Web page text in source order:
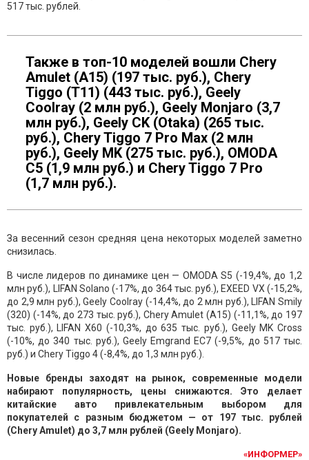
517 тыс. рублей.
Также в топ-10 моделей вошли Chery
Amulet (A15) (197 тыс. руб.), Chery
Tiggo (T11) (443 тыс. руб.), Geely
Coolray (2 млн руб.), Geely Monjaro (3,7
млн руб.), Geely CK (Otaka) (265 тыс.
руб.), Chery Tiggo 7 Pro Max (2 млн
руб.), Geely MK (275 тыс. руб.), OMODA
C5 (1,9 млн руб.) и Chery Tiggo 7 Pro
(1,7 млн руб.).
За весенний сезон средняя цена некоторых моделей заметно
снизилась.
В числе лидеров по динамике цен — OMODA S5 (-19,4%, до 1,2
млн руб.), LIFAN Solano (-17%, до 364 тыс. руб.), EXEED VX (-15,2%,
до 2,9 млн руб.), Geely Coolray (-14,4%, до 2 млн руб.), LIFAN Smily
(320) (-14%, до 273 тыс. руб.), Chery Amulet (A15) (-11,1%, до 197
тыс. руб.), LIFAN X60 (-10,3%, до 635 тыс. руб.), Geely MK Cross
(-10%, до 340 тыс. руб.), Geely Emgrand EC7 (-9,5%, до 517 тыс.
руб.) и Chery Tiggo 4 (-8,4%, до 1,3 млн руб.).
Новые бренды заходят на рынок, современные модели
набирают популярность, цены снижаются. Это делает
китайские авто привлекательным выбором для
покупателей с разным бюджетом — от 197 тыс. рублей
(Chery Amulet) до 3,7 млн рублей (Geely Monjaro).
«ИНФОРМЕР»